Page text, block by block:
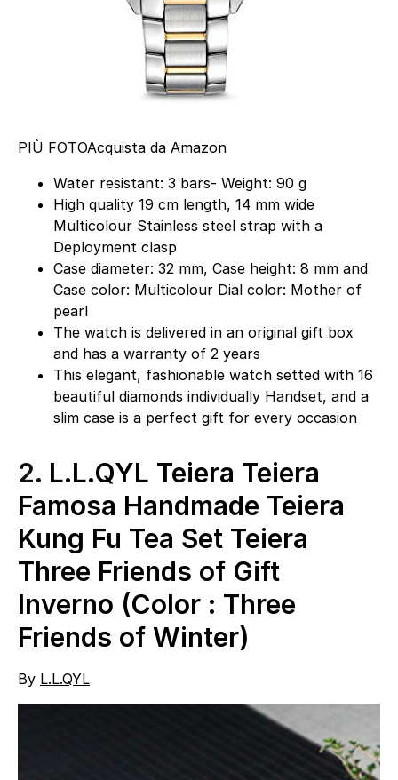
PIÙ FOTOAcquista da Amazon
Water resistant: 3 bars- Weight: 90 g
High quality 19 cm length, 14 mm wide
Multicolour Stainless steel strap with a
Deployment clasp
Case diameter: 32 mm, Case height: 8 mm and
Case color: Multicolour Dial color: Mother of
pearl
The watch is delivered in an original gift box
and has a warranty of 2 years
This elegant, fashionable watch setted with 16
beautiful diamonds individually Handset, and a
slim case is a perfect gift for every occasion
2. L.L.QYL Teiera Teiera
Famosa Handmade Teiera
Kung Fu Tea Set Teiera
Three Friends of Gift
Inverno (Color : Three
Friends of Winter)
By L.L.QYL